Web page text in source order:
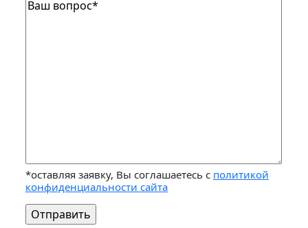
*оставляя заявку, Вы соглашаетесь с политикой
конфиденциальности сайта